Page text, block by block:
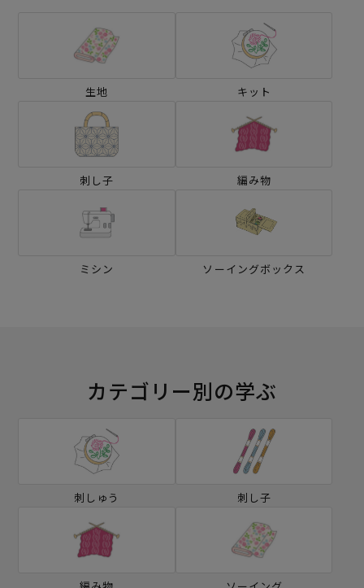
生地 キット
刺し子 編み物
ミシン ソーイングボックス
カテゴリー別の学ぶ
刺しゅう 刺し子